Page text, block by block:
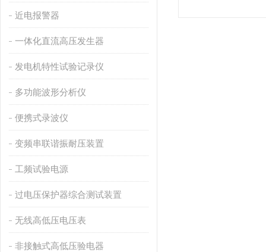
近电报警器
一体化直流高压发生器
发电机特性试验记录仪
多功能波形分析仪
便携式录波仪
变频串联谐振耐压装置
工频试验电源
过电压保护器综合测试装置
无线高低压电压表
非接触式高低压验电器